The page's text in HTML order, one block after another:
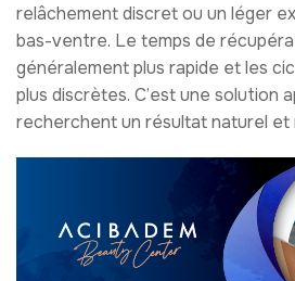
relâchement discret ou un léger
bas-ventre. Le temps de
généralement plus rapide et les
plus discrètes. C’est une solution
recherchent un résultat naturel et